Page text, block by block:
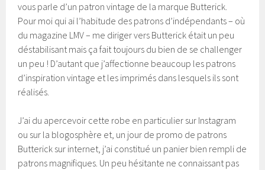
vous parle d’un patron vintage de la marque Butterick.
Pour moi qui ai l’habitude des patrons d’indépendants – où
du magazine LMV – me diriger vers Butterick était un peu
déstabilisant mais ça fait toujours du bien de se challenger
un peu ! D’autant que j’affectionne beaucoup les patrons
d’inspiration vintage et les imprimés dans lesquels ils sont
réalisés.
J’ai du apercevoir cette robe en particulier sur Instagram
ou sur la blogosphère et, un jour de promo de patrons
Butterick sur internet, j’ai constitué un panier bien rempli de
patrons magnifiques. Un peu hésitante ne connaissant pas